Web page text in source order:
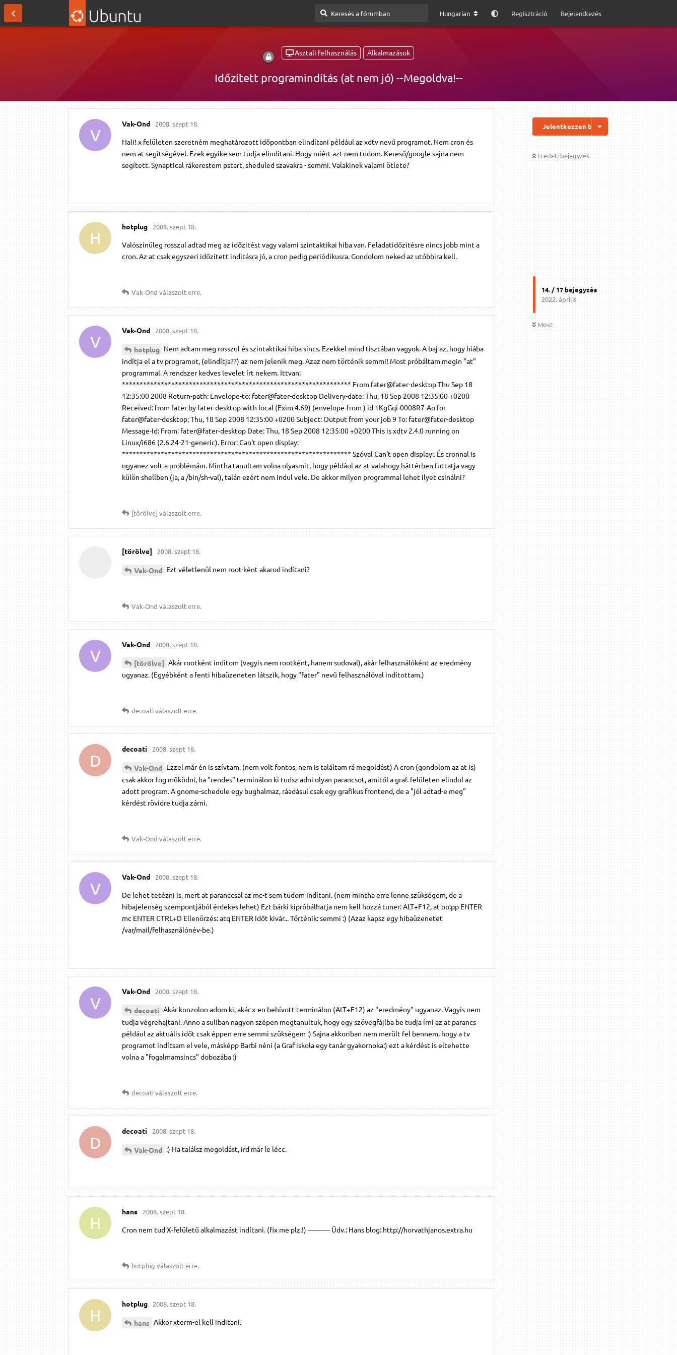
Hungarian Regisztráció Bejelentkezés
Asztali felhasználás Alkalmazások
Időzített programindítás (at nem jó) --Megoldva!--
Jelentkezzen be a válaszhoz
Eredeti bejegyzés
14. / 17bejegyzés
2022. április
Most
V
Vak-Ond 2008. szept 18.
Hali! x felületen szeretném meghatározott időpontban elindítani például az xdtv nevű programot. Nem cron és
nem at segítségével. Ezek egyike sem tudja elindítani. Hogy miért azt nem tudom. Kereső/google sajna nem
segített. Synaptical rákerestem pstart, sheduled szavakra - semmi. Valakinek valami ötlete?
H
hotplug 2008. szept 18.
Valószinüleg rosszul adtad meg az időzitést vagy valami szintaktikai hiba van. Feladatidőzitésre nincs jobb mint a
cron. Az at csak egyszeri időzitett inditásra jó, a cron pedig periódikusra. Gondolom neked az utóbbira kell.
Vak-Ond válaszolt erre.
V
Vak-Ond 2008. szept 18.
hotplug Nem adtam meg rosszul és szintaktikai hiba sincs. Ezekkel mind tisztában vagyok. A baj az, hogy hiába
indítja el a tv programot, (elindítja??) az nem jelenik meg. Azaz nem történik semmi! Most próbáltam megin "at"
programmal. A rendszer kedves levelet írt nekem. Ittvan:
***************************************************************** From fater@fater-desktop Thu Sep 18
12:35:00 2008 Return-path: Envelope-to: fater@fater-desktop Delivery-date: Thu, 18 Sep 2008 12:35:00 +0200
Received: from fater by fater-desktop with local (Exim 4.69) (envelope-from ) id 1KgGqi-0008R7-Ao for
fater@fater-desktop; Thu, 18 Sep 2008 12:35:00 +0200 Subject: Output from your job 9 To: fater@fater-desktop
Message-Id: From: fater@fater-desktop Date: Thu, 18 Sep 2008 12:35:00 +0200 This is xdtv 2.4.0 running on
Linux/i686 (2.6.24-21-generic). Error: Can't open display:
***************************************************************** Szóval Can't open display:. És cronnal is
ugyanez volt a problémám. Mintha tanultam volna olyasmit, hogy például az at valahogy háttérben futtatja vagy
külön shellben (ja, a /bin/sh-val), talán ezért nem indul vele. De akkor milyen programmal lehet ilyet csinálni?
[törölve] válaszolt erre.
[törölve] 2008. szept 18.
Vak-Ond Ezt véletlenül nem root-ként akarod indítani?
Vak-Ond válaszolt erre.
V
Vak-Ond 2008. szept 18.
[törölve] Akár rootként indítom (vagyis nem rootként, hanem sudoval), akár felhasználóként az eredmény
ugyanaz. (Egyébként a fenti hibaüzeneten látszik, hogy "fater" nevű felhasználóval indítottam.)
decoativálaszolt erre.
D
decoati 2008. szept 18.
Vak-Ond Ezzel már én is szívtam. (nem volt fontos, nem is találtam rá megoldást) A cron (gondolom az at is)
csak akkor fog működni, ha "rendes" terminálon ki tudsz adni olyan parancsot, amitől a graf. felületen elindul az
adott program. A gnome-schedule egy bughalmaz, ráadásul csak egy grafikus frontend, de a "jól adtad-e meg"
kérdést rövidre tudja zárni.
Vak-Ond válaszolt erre.
V
Vak-Ond 2008. szept 18.
De lehet tetézni is, mert at paranccsal az mc-t sem tudom indítani. (nem mintha erre lenne szükségem, de a
hibajelenség szempontjából érdekes lehet) Ezt bárki kipróbálhatja nem kell hozzá tuner: ALT+F12, at oo:pp ENTER
mc ENTER CTRL+D Ellenörzés: atq ENTER Időt kivár... Történik: semmi :) (Azaz kapsz egy hibaüzenetet
/var/mail/felhasználónév-be.)
V
Vak-Ond 2008. szept 18.
decoati Akár konzolon adom ki, akár x-en behívott terminálon (ALT+F12) az "eredmény" ugyanaz. Vagyis nem
tudja végrehajtani. Anno a suliban nagyon szépen megtanultuk, hogy egy szövegfájlba be tudja írni az at parancs
például az aktuális időt csak éppen erre semmi szükségem :) Sajna akkoriban nem merült fel bennem, hogy a tv
programot indítsam el vele, másképp Barbi néni (a Graf iskola egy tanár gyakornoka:) ezt a kérdést is eltehette
volna a "fogalmamsincs" dobozába :)
decoativálaszolt erre.
D
decoati 2008. szept 18.
Vak-Ond :) Ha találsz megoldást, írd már le lécc.
H
hans 2008. szept 18.
Cron nem tud X-felületű alkalmazást indítani. (fix me plz.!) ----------- Üdv.: Hans blog: http://horvathjanos.extra.hu
hotplug válaszolt erre.
H
hotplug 2008. szept 18.
hans Akkor xterm-el kell inditani.